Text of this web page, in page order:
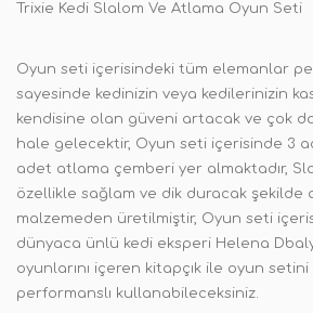
Trixie Kedi Slalom Ve Atlama Oyun Seti
Oyun seti içerisindeki tüm elemanlar
sayesinde kedinizin veya kedilerinizin
kendisine olan güveni artacak ve çok
hale gelecektir, Oyun seti içerisinde 3
adet atlama çemberi yer almaktadır,
özellikle sağlam ve dik duracak şekilde
malzemeden üretilmiştir, Oyun seti
dünyaca ünlü kedi eksperi Helena
oyunlarını içeren kitapçık ile oyun
performanslı kullanabileceksiniz.